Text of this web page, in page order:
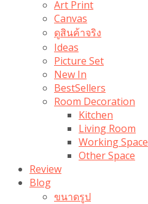
Art Print
Canvas
ดูสินค้าจริง
Ideas
Picture Set
New In
BestSellers
Room Decoration
Kitchen
Living Room
Working Space
Other Space
Review
Blog
ขนาดรูป